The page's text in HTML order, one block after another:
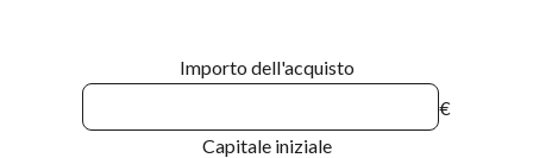
Importo dell'acquisto
€
Capitale iniziale